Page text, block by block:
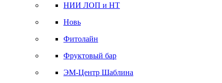
НИИ ЛОП и НТ
Новь
Фитолайн
Фруктовый бар
ЭМ-Центр Шаблина